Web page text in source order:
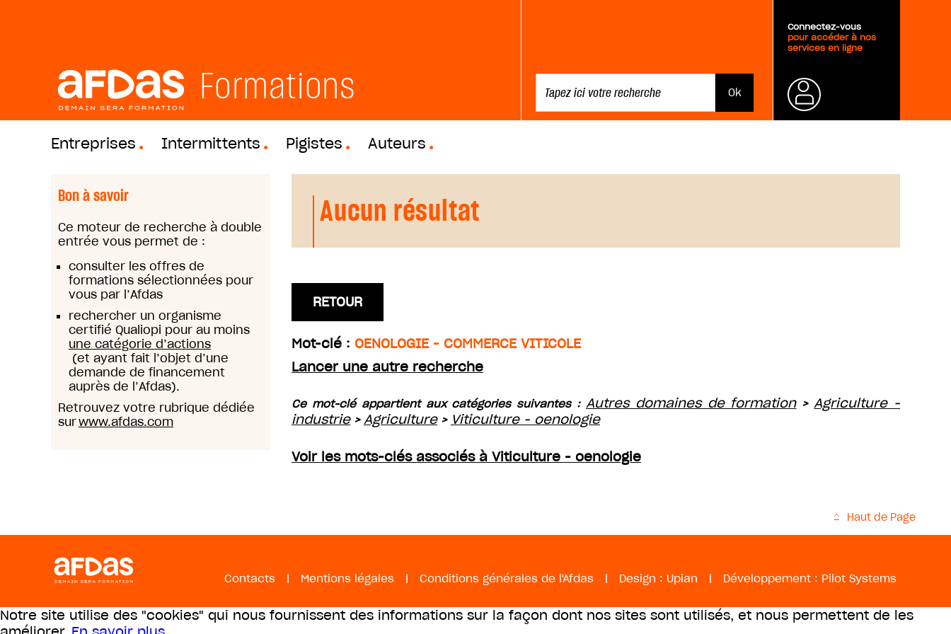
Formations
Connectez-vous
pour accéder à nos
services en ligne
Entreprises Intermittents Pigistes Auteurs
Bon à savoir
Ce moteur de recherche à double
entrée vous permet de :
consulter les offres de
formations sélectionnées pour
vous par l’Afdas
rechercher un organisme
certifié Qualiopi pour au moins
une catégorie d’actions
(et ayant fait l’objet d’une
demande de financement
auprès de l’Afdas).
Retrouvez votre rubrique dédiée
surwww.afdas.com
Aucun résultat
RETOUR
Mot-clé : OENOLOGIE - COMMERCE VITICOLE
Lancer une autre recherche
Ce mot-clé appartient aux catégories suivantes : Autres domaines de formation>Agriculture -
industrie> Agriculture> Viticulture - oenologie
Voir les mots-clés associés à Viticulture - oenologie
Haut de Page
Contacts | Mentions légales | Conditions générales de l'Afdas | Design : Upian | Développement : Pilot Systems
Notre site utilise des "cookies" qui nous fournissent des informations sur la façon dont nos sites sont utilisés, et nous permettent de les